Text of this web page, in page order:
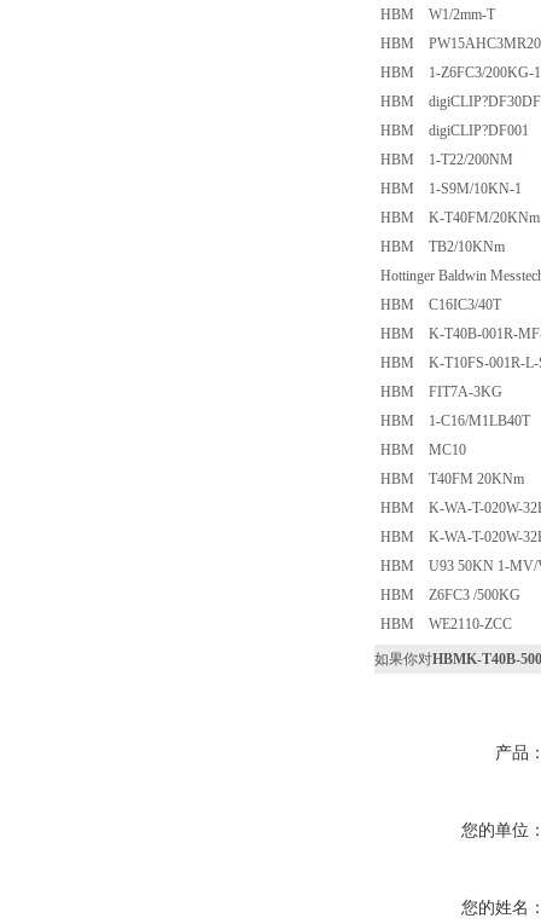
HBM W1/2mm-T
HBM
HBM 1-Z6FC3/200KG-
HBM digiCLIP?DF30DF
HBM digiCLIP?DF001
HBM 1-T22/200NM
HBM 1-S9M/10KN-1
HBM K-T40FM/20KNm
HBM TB2/10KNm
Hottinger Baldwin
HBM C16IC3/40T
HBM K-T40B-001R-
HBM K-T10FS-001R-L-
HBM FIT7A-3KG
HBM 1-C16/M1LB40T
HBM MC10
HBM T40FM 20KNm
HBM K-WA-T-020W-
HBM K-WA-T-020W-
HBM U93 50KN 1-MV/
HBM Z6FC3 /500KG
HBM WE2110-ZCC
如果你对HBMK-T40B-
产品
您的单位
您的姓名